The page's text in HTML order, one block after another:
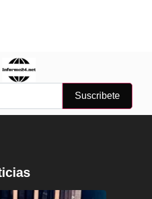
Suscribete